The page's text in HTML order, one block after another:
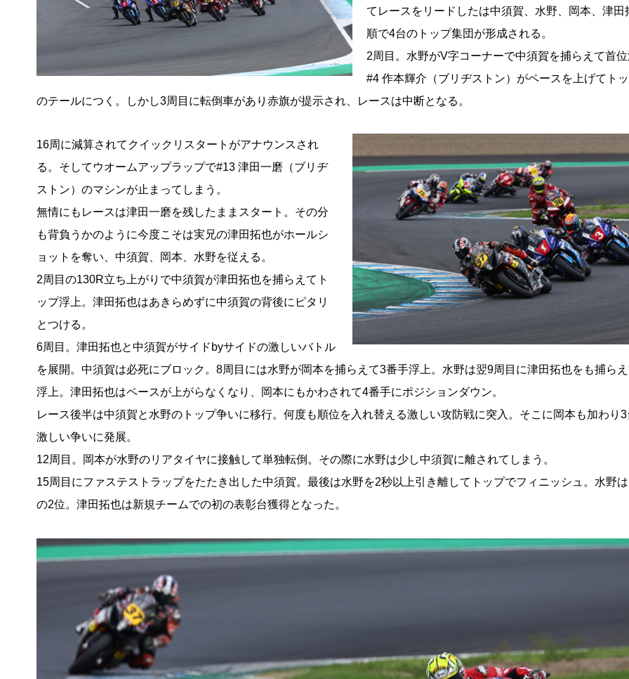
てレースをリードしたは中須賀、水野、岡本、津田
順で4台のトップ集団が形成される。
2周目。水野がV字コーナーで中須賀を捕らえて首
#4 作本輝介（ブリヂストン）がペースを上げてト
のテールにつく。しかし3周目に転倒車があり赤旗が提示され、レースは中断となる。
16周に減算されてクイックリスタートがアナウンスされ
る。そしてウオームアップラップで#13 津田一磨（ブリヂ
ストン）のマシンが止まってしまう。
無情にもレースは津田一磨を残したままスタート。その分
も背負うかのように今度こそは実兄の津田拓也がホールシ
ョットを奪い、中須賀、岡本、水野を従える。
2周目の130R立ち上がりで中須賀が津田拓也を捕らえてト
ップ浮上。津田拓也はあきらめずに中須賀の背後にピタリ
とつける。
6周目。津田拓也と中須賀がサイドbyサイドの激しいバトル
を展開。中須賀は必死にブロック。8周目には水野が岡本を捕らえて3番手浮上。水野は翌9周目に津田拓也をも捕ら
浮上。津田拓也はペースが上がらなくなり、岡本にもかわされて4番手にポジションダウン。
レース後半は中須賀と水野のトップ争いに移行。何度も順位を入れ替える激しい攻防戦に突入。そこに岡本も加わり
激しい争いに発展。
12周目。岡本が水野のリアタイヤに接触して単独転倒。その際に水野は少し中須賀に離されてしまう。
15周目にファステストラップをたたき出した中須賀。最後は水野を2秒以上引き離してトップでフィニッシュ。水野
の2位。津田拓也は新規チームでの初の表彰台獲得となった。